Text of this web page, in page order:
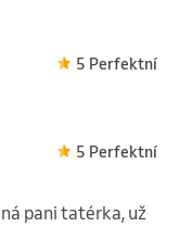
5 Perfektní
5 Perfektní
pani tatérka, už